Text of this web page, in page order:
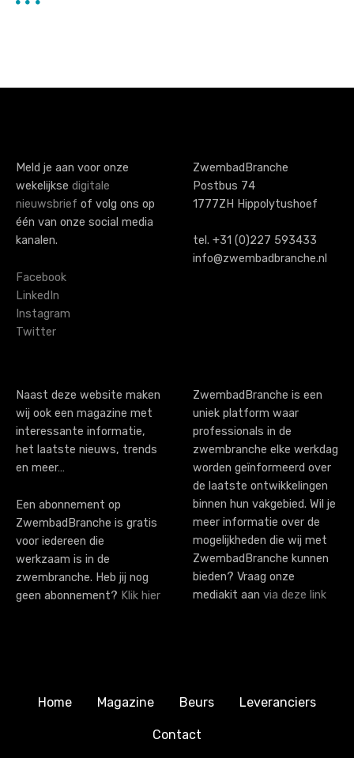
Meld je aan voor onze
wekelijkse digitale
nieuwsbrief of volg ons op
één van onze social media
kanalen.
Facebook
LinkedIn
Instagram
Twitter
ZwembadBranche
Postbus 74
1777ZH Hippolytushoef
tel. +31 (0)227 593433
info@zwembadbranche.nl
Naast deze website maken
wij ook een magazine met
interessante informatie,
het laatste nieuws, trends
en meer…
Een abonnement op
ZwembadBranche is gratis
voor iedereen die
werkzaam is in de
zwembranche. Heb jij nog
geen abonnement? Klik hier
ZwembadBranche is een
uniek platform waar
professionals in de
zwembranche elke werkdag
worden geïnformeerd over
de laatste ontwikkelingen
binnen hun vakgebied. Wil je
meer informatie over de
mogelijkheden die wij met
ZwembadBranche kunnen
bieden? Vraag onze
mediakit aan via deze link
Home Magazine Beurs Leveranciers
Contact